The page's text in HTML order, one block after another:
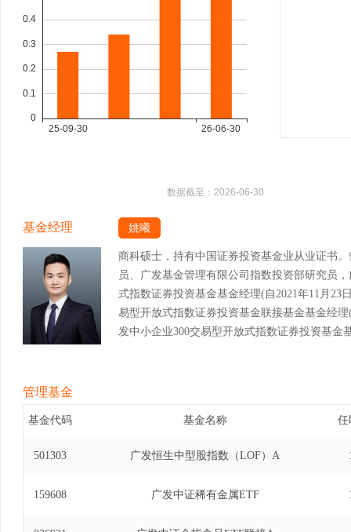
数据截至： 2026-06-30
基金经理 姚曦
商科硕士，持有中国证券投资基金业从业证书
员、广发基金管理有限公司指数投资部研究员
式指数证券投资基金基金经理(自2021年11月23
易型开放式指数证券投资基金联接基金基金经理
发中小企业300交易型开放式指数证券投资基金
基金经理(自2022年10月19日至2026年6月10日
型开放式指数证券投资基金发起式联接基金基
管理基金
基金代码 基金名称 任
501303 广发恒生中型股指数（LOF）A
159608 广发中证稀有金属ETF